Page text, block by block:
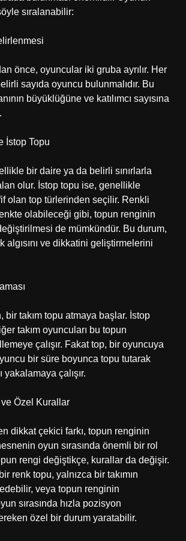
sıralanabilir:
önce, oyuncular iki gruba ayrılır. Her
sayıda oyuncu bulunmalıdır. Bu
büyüklüğüne ve katılımcı sayısına
İstop Topu
bir daire ya da belirli sınırlarla
olur. İstop topu ise, genellikle
olan top türlerinden seçilir. Renkli
olabileceği gibi, topun renginin
de mümkündür. Bu durum,
algısını ve dikkatini geliştirmelerini
bir takım topu atmaya başlar. İstop
takım oyuncuları bu topun
çalışır. Fakat top, bir oyuncuya
bir süre boyunca topu tutarak
çalışır.
Özel Kurallar
dikkat çekici farkı, topun renginin
oyun sırasında önemli bir rol
rengi değiştikçe, kurallar da değişir.
renk topu, yalnızca bir takımın
veya topun renginin
sırasında hızla pozisyon
özel bir durum yaratabilir.